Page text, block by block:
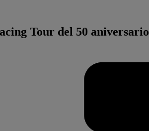
Tour del 50 aniversario